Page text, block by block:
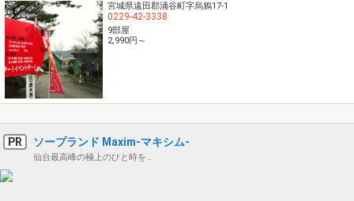
宮城県遠田郡涌谷町字烏鴉17-1
0229-42-3338
9部屋
2,990円～
PR ソープランド Maxim-マキシム-
仙台最高峰の極上のひと時を…